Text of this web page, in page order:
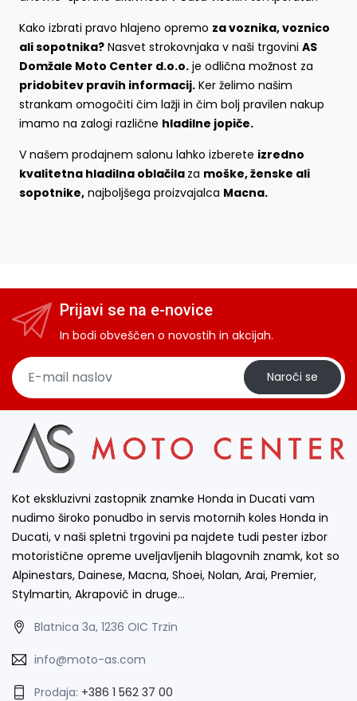
Kako izbrati pravo hlajeno opremo za voznika, voznico
ali sopotnika? Nasvet strokovnjaka v naši trgovini AS
Domžale Moto Center d.o.o. je odlična možnost za
pridobitev pravih informacij. Ker želimo našim
strankam omogočiti čim lažji in čim bolj pravilen nakup
imamo na zalogi različne hladilne jopiče.
V našem prodajnem salonu lahko izberete izredno
kvalitetna hladilna oblačila za moške, ženske ali
sopotnike, najboljšega proizvajalca Macna.
Prijavi se na e-novice
In bodi obveščen o novostih in akcijah.
Naroči se
Kot ekskluzivni zastopnik znamke Honda in Ducati vam
nudimo široko ponudbo in servis motornih koles Honda in
Ducati, v naši spletni trgovini pa najdete tudi pester izbor
motoristične opreme uveljavljenih blagovnih znamk, kot so
Alpinestars, Dainese, Macna, Shoei, Nolan, Arai, Premier,
Stylmartin, Akrapovič in druge…
Blatnica 3a, 1236 OIC Trzin
info@moto-as.com
Prodaja: +386 1 562 37 00